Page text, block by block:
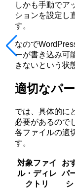
しかも手動でア
ションを設定し
す。
なので
ーが書き込み可
きないという状
適切なパ
では、具体的に
必要があるので
各ファイルの適
す。
対象ファイ
ル・ディレ
クトリ
お
パ